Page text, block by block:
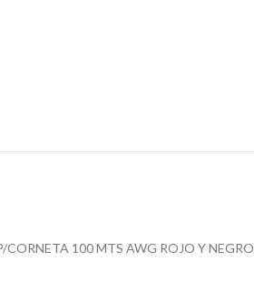
CORNETA 100 MTS AWG ROJO Y NEGRO